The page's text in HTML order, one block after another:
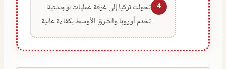
4 تحولت تركيا إلى غرفة عمليات لوجستية
تخدم أوروبا والشرق الأوسط بكفاءة عالية